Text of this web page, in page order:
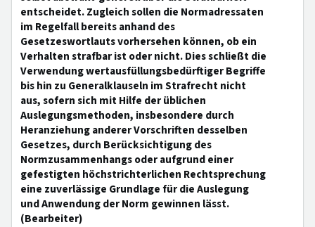
entscheidet. Zugleich sollen die Normadressaten
im Regelfall bereits anhand des
Gesetzeswortlauts vorhersehen können, ob ein
Verhalten strafbar ist oder nicht. Dies schließt die
Verwendung wertausfüllungsbedürftiger Begriffe
bis hin zu Generalklauseln im Strafrecht nicht
aus, sofern sich mit Hilfe der üblichen
Auslegungsmethoden, insbesondere durch
Heranziehung anderer Vorschriften desselben
Gesetzes, durch Berücksichtigung des
Normzusammenhangs oder aufgrund einer
gefestigten höchstrichterlichen Rechtsprechung
eine zuverlässige Grundlage für die Auslegung
und Anwendung der Norm gewinnen lässt.
(Bearbeiter)